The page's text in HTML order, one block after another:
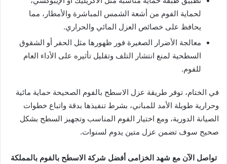
لحماية الفوم من أشعة الشمس المباشرة والأمطار، مما
يحافظ على خصائص العزل المائي والحراري.
معالجة الأضرار الصغيرة فور ظهورها مثل الحفر أو الشقوق
السطحية لمنع انتشار التلف وتقليل تأثيره على الأداء العام
للفوم.
في الختام، توفر طريقة عزل الاسطح بالفوم الصحيحة حماية مائية
وحرارية طويلة الأمد للمباني، بشرط تنفيذها بدقة واتباع خطوات
الصيانة الدورية، ومع اختيار الفوم المناسب وتجهيز السطح بشكل
صحيح سوف تضمن عزل متين يدوم لسنوات.
تواصل الآن مع شهد الخزامى أفضل شركة الاسطح بالفوم بالمملكة